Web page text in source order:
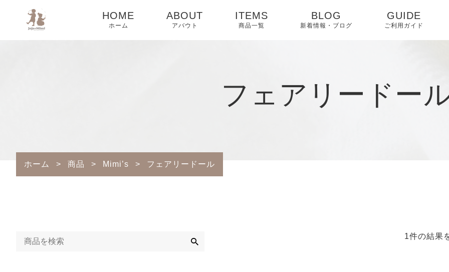
HOME
ホーム
ABOUT
アバウト
ITEMS
商品一覧
BLOG
新着情報・ブログ
GUIDE
ご利用ガイド
FAQ
フェアリードー
ホーム > 商品 > Mimi’s > フェアリードール
1件の結果